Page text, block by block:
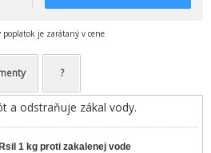
poplatok je zarátaný v cene
?
a odstraňuje zákal vody.
1 kg proti zakalenej vode